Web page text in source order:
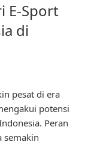
E-Sport
di
pesat di era
potensi
Peran
semakin